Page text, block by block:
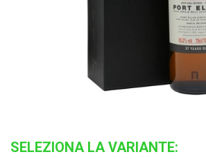
SELEZIONA LA VARIANTE: